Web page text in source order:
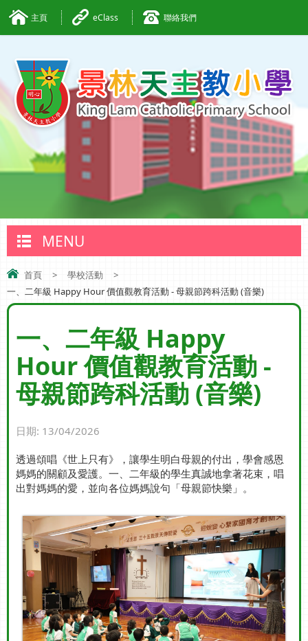
主頁 eClass 聯絡我們
MENU
首頁 > 學校活動
>
一、二年級 Happy Hour 價值觀教育活動 - 母親節跨科活動 (音樂)
一、二年級 Happy
Hour 價值觀教育活動 -
母親節跨科活動 (音樂)
日期: 13/04/2026
透過頌唱《世上只有》，讓學生明白母親的付出，學會感恩
媽媽的關顧及愛護。一、二年級的學生真誠地拿著花束，唱
出對媽媽的愛，並向各位媽媽說句「母親節快樂」。